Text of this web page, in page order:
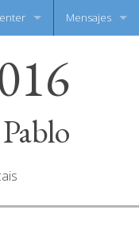
video
Mensajes
Todos